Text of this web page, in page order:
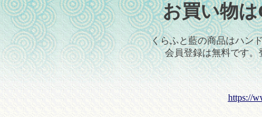
お買い物は
くらふと藍の商品はハン
会員登録は無料です
https://